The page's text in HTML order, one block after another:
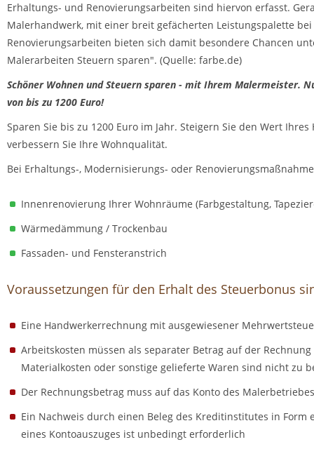
Erhaltungs- und Renovierungsarbeiten sind hiervon erfasst.
Malerhandwerk, mit einer breit gefächerten Leistungspalette
Renovierungsarbeiten bieten sich damit besondere Chancen
Malerarbeiten Steuern sparen". (Quelle: farbe.de)
Schöner Wohnen und Steuern sparen - mit Ihrem Malermeister.
von bis zu 1200 Euro!
Sparen Sie bis zu 1200 Euro im Jahr. Steigern Sie den Wert
verbessern Sie Ihre Wohnqualität.
Bei Erhaltungs-, Modernisierungs- oder
Innenrenovierung Ihrer Wohnräume (Farbgestaltung,
Wärmedämmung / Trockenbau
Fassaden- und Fensteranstrich
Voraussetzungen für den Erhalt des Steuerbonus
Eine Handwerkerrechnung mit ausgewiesener
Arbeitskosten müssen als separater Betrag auf der
Materialkosten oder sonstige gelieferte Waren sind nicht zu
Der Rechnungsbetrag muss auf das Konto des
Ein Nachweis durch einen Beleg des Kreditinstitutes in Form
eines Kontoauszuges ist unbedingt erforderlich